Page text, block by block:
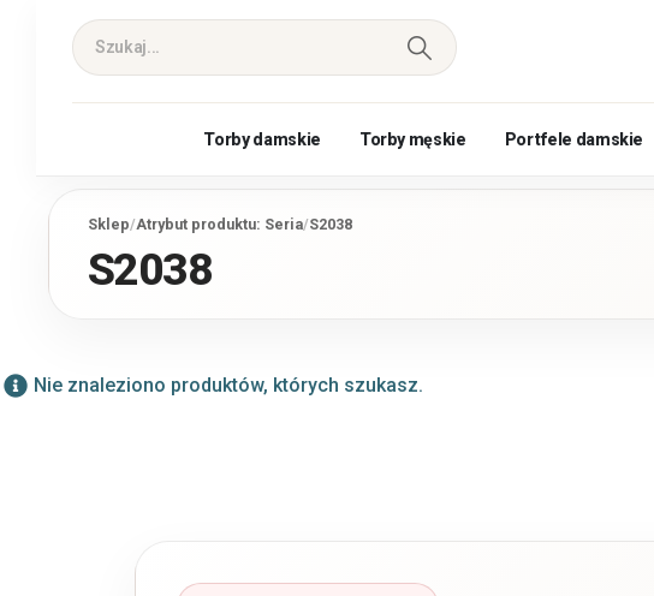
Torby damskie Torby męskie Portfele damskie
Sklep/Atrybut produktu: Seria/S2038
S2038
Nie znaleziono produktów, których szukasz.